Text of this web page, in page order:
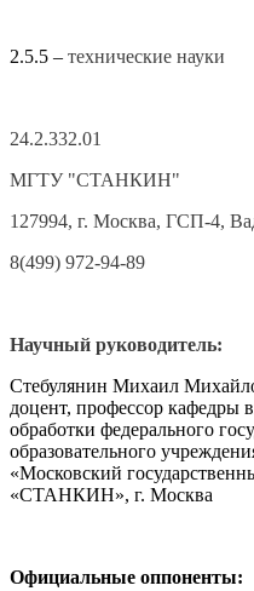
2.5.5 – технические науки
24.2.332.01
МГТУ "СТАНКИН"
127994, г. Москва, ГСП-4,
8(499) 972-94-89
Научный руководитель:
Стебулянин Михаил
доцент, профессор кафедры
обработки федерального
образовательного
«Московский
«СТАНКИН», г. Москва
Официальные оппоненты: